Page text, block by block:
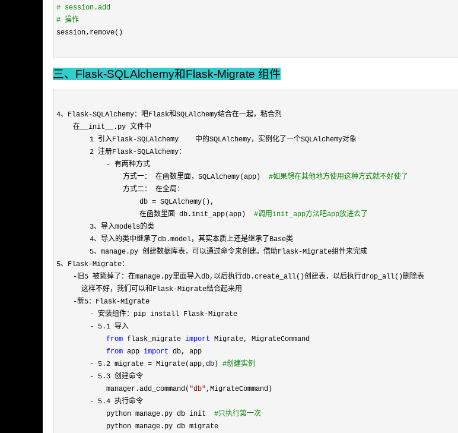
# session.add
# 操作
session.remove()
三、Flask-SQLAlchemy和Flask-Migrate 组件
4、Flask-SQLAlchemy：吧Flask和SQLAlchemy结合在一起，粘合剂
    在__init__.py 文件中
1 引入Flask-SQLAlchemy    中的SQLAlchemy，实例化了一个SQLAlchemy对象
2 注册Flask-SQLAlchemy：
- 有两种方式
                方式一： 在函数里面，SQLAlchemy(app)
#如果想在其他地方使用这种方式就不好使了
                方式二： 在全局：
                    db
= SQLAlchemy(),
                    在函数里面 db.init_app(app)
#调用init_app方法吧app放进去了
        3
、导入models的类
4、导入的类中继承了db.model，其实本质上还是继承了Base类
5、manage.py 创建数据库表，可以通过命令来创建。借助Flask-
5、Flask-Migrate：
- 旧5 被毙掉了：在manage.py里面导入db,以后执行db.create_all()创建表，以后执行drop_all()删除表
      这样不好，我们可以和Flask
-Migrate结合起来用
-新5：Flask-Migrate
- 安装组件：pip install Flask-Migrate
- 5.1 导入
from flask_migrate import Migrate, MigrateCommand
from app import db, app
- 5.2 migrate = Migrate(app,db) #创建实例
        - 5.3
创建命令
            manager.add_command(
"db",MigrateCommand)
- 5.4 执行命令
            python manage.py db init
#只执行第一次
            python manage.py db migrate